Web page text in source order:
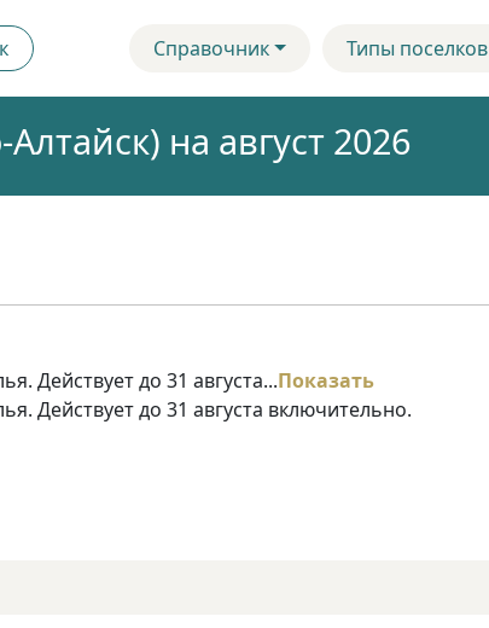
Справочник Типы поселков
на август 2026
Действует до 31 августа...Показать
Действует до 31 августа включительно.